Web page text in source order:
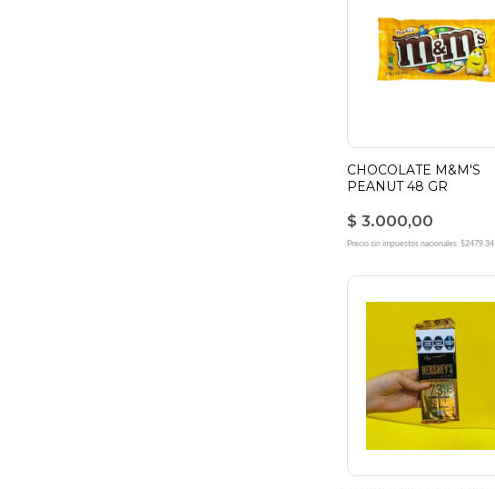
CHOCOLATE M&M'S
PEANUT 48 GR
$ 3.000,00
Precio sin impuestos nacionales: $2479.34